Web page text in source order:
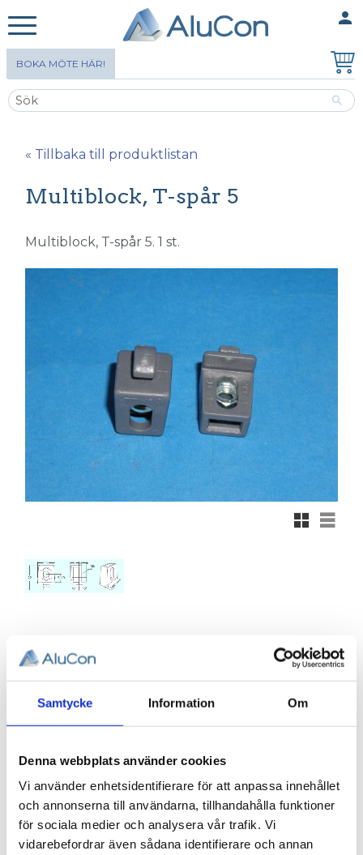
Samtycke Information Om
Denna webbplats använder cookies
Vi använder enhetsidentifierare för att anpassa innehållet
och annonserna till användarna, tillhandahålla funktioner
för sociala medier och analysera vår trafik. Vi
vidarebefordrar även sådana identifierare och annan
person
BOKA MÖTE HÄR!
« Tillbaka till produktlistan
Multiblock, T-spår 5
Multiblock, T-spår 5. 1 st.
Rutnätsvy
Listvy
15,96KR
Antal
KÖP
Lagerstatus
Lagervara
Artikelnr
Vikt
0,003 kg